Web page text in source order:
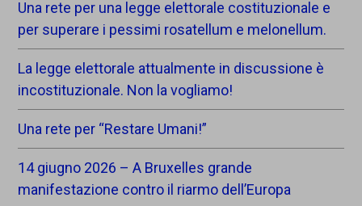
Una rete per una legge elettorale costituzionale e
per superare i pessimi rosatellum e melonellum.
La legge elettorale attualmente in discussione è
incostituzionale. Non la vogliamo!
Una rete per “Restare Umani!”
14 giugno 2026 – A Bruxelles grande
manifestazione contro il riarmo dell’Europa